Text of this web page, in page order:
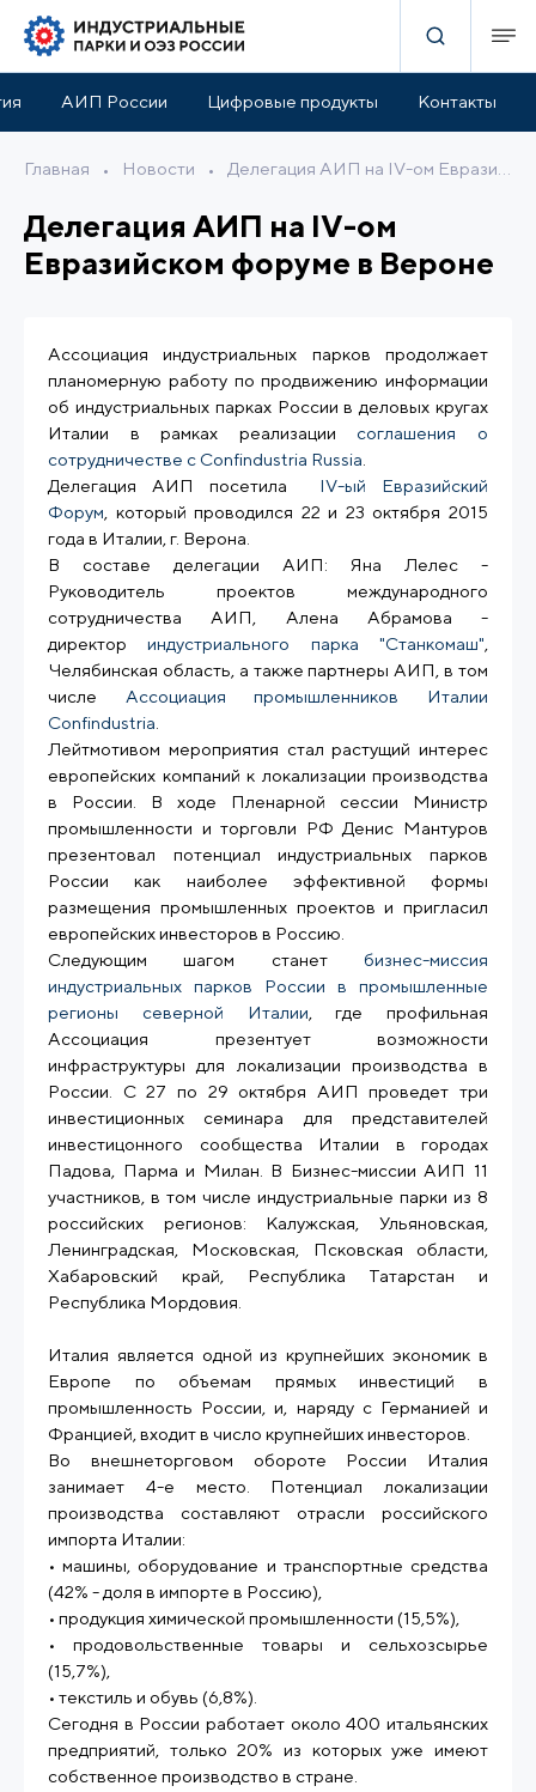
АИП России Цифровые продукты Контакты
Главная • Новости •
Делегация АИП на IV-ом
Евразийском форуме в Вероне
Ассоциация индустриальных парков продолжает
планомерную работу по продвижению информации
об индустриальных парках России в деловых кругах
Италии в рамках реализации соглашения о
сотрудничестве с Confindustria Russia
Делегация АИП посетила IV-ый Евразийский
Форум , который проводился 22 и 23 октября 2015
года в Италии, г. Верона.
В составе делегации АИП: Яна Лелес -
Руководитель проектов международного
сотрудничества АИП, Алена Абрамова -
директориндустриального парка "Станкомаш"
Челябинская область, а также партнеры АИП, в том
числе Ассоциация промышленников Италии
Confindustria
Лейтмотивом мероприятия стал растущий интерес
европейских компаний к локализации производства
в России. В ходе Пленарной сессии Министр
промышленности и торговли РФ Денис Мантуров
презентовал потенциал индустриальных парков
России как наиболее эффективной формы
размещения промышленных проектов и пригласил
европейских инвесторов в Россию.
Следующим шагом станет бизнес-миссия
индустриальных парков России в промышленные
регионы северной Италии , где профильная
Ассоциация презентует возможности
инфраструктуры для локализации производства в
России. С 27 по 29 октября АИП проведет три
инвестиционных семинара для представителей
инвестицонного сообщества Италии в городах
Падова, Парма и Милан. В Бизнес-миссии АИП 11
участников, в том числе индустриальные парки из 8
российских регионов: Калужская, Ульяновская,
Ленинградская, Московская, Псковская области,
Хабаровский край, Республика Татарстан и
Республика Мордовия.
Италия является одной из крупнейших экономик в
Европе по объемам прямых инвестиций в
промышленность России, и, наряду с Германией и
Францией, входит в число крупнейших инвесторов.
Во внешнеторговом обороте России Италия
занимает 4-е место. Потенциал локализации
производства составляют отрасли российского
импорта Италии:
• машины, оборудование и транспортные средства
(42% - доля в импорте в Россию),
• продукция химической промышленности (15,5%),
• продовольственные товары и сельхозсырье
(15,7%),
• текстиль и обувь (6,8%).
Сегодня в России работает около 400 итальянских
предприятий, только 20% из которых уже имеют
собственное производство в стране.